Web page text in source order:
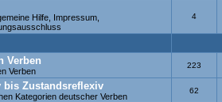
Hilfe, Impressum,
4
Verben
Verben
223
bis Zustandsreflexiv
Kategorien deutscher Verben
62